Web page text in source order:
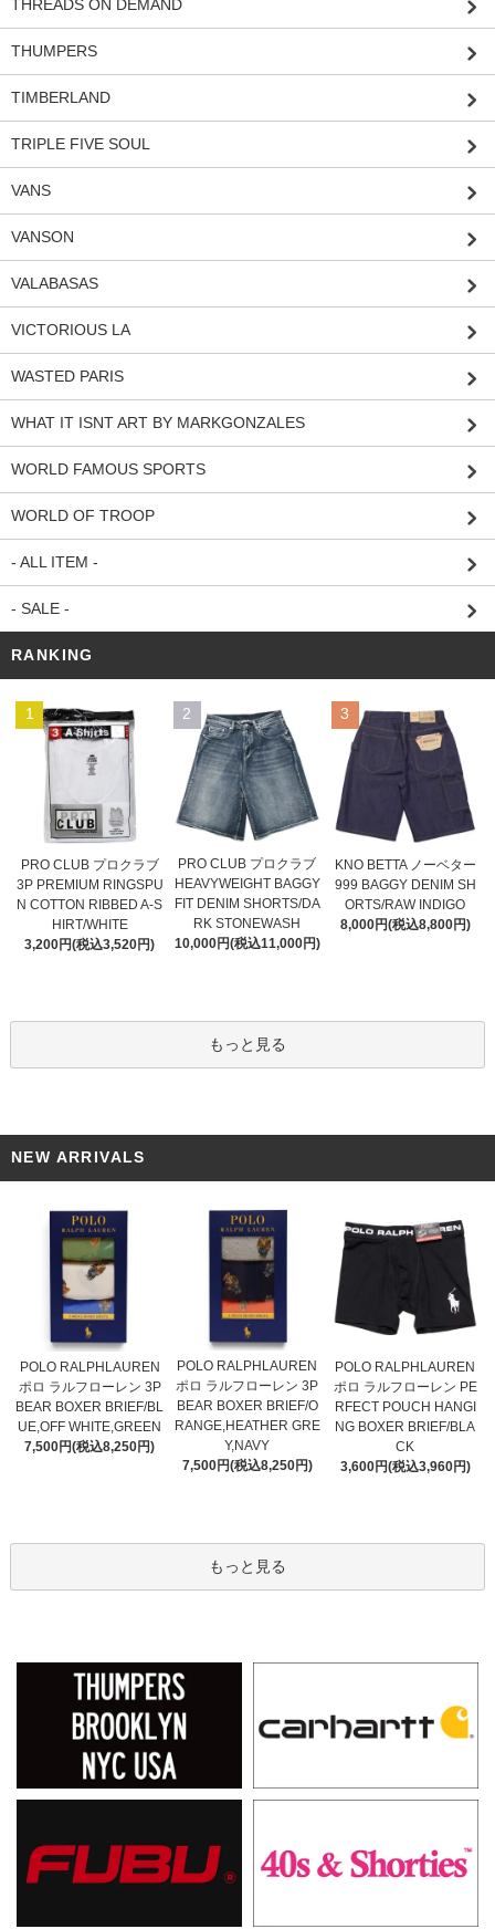
THREADS ON DEMAND
THUMPERS
TIMBERLAND
TRIPLE FIVE SOUL
VANS
VANSON
VALABASAS
VICTORIOUS LA
WASTED PARIS
WHAT IT ISNT ART BY MARKGONZALES
WORLD FAMOUS SPORTS
WORLD OF TROOP
- ALL ITEM -
- SALE -
RANKING
1
PRO CLUB プロクラブ
3P PREMIUM RINGSPU
N COTTON RIBBED A-S
HIRT/WHITE
3,200円(税込3,520円)
2
PRO CLUB プロクラブ
HEAVYWEIGHT BAGGY
FIT DENIM SHORTS/DA
RK STONEWASH
10,000円(税込11,000円)
3
KNO BETTA ノーベター
999 BAGGY DENIM SH
ORTS/RAW INDIGO
8,000円(税込8,800円)
もっと見る
NEW ARRIVALS
POLO RALPHLAUREN
ポロ ラルフローレン 3P
BEAR BOXER BRIEF/BL
UE,OFF WHITE,GREEN
7,500円(税込8,250円)
POLO RALPHLAUREN
ポロ ラルフローレン 3P
BEAR BOXER BRIEF/O
RANGE,HEATHER GRE
Y,NAVY
7,500円(税込8,250円)
POLO RALPHLAUREN
ポロ ラルフローレン PE
RFECT POUCH HANGI
NG BOXER BRIEF/BLA
CK
3,600円(税込3,960円)
もっと見る